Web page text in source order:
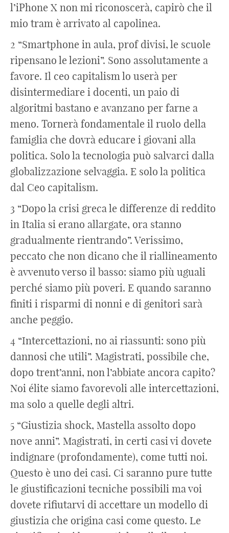
l’iPhone X non mi riconoscerà, capirò che il
mio tram è arrivato al capolinea.
2 “Smartphone in aula, prof divisi, le scuole
ripensano le lezioni”. Sono assolutamente a
favore. Il ceo capitalism lo userà per
disintermediare i docenti, un paio di
algoritmi bastano e avanzano per farne a
meno. Tornerà fondamentale il ruolo della
famiglia che dovrà educare i giovani alla
politica. Solo la tecnologia può salvarci dalla
globalizzazione selvaggia. E solo la politica
dal Ceo capitalism.
3 “Dopo la crisi greca le differenze di reddito
in Italia si erano allargate, ora stanno
gradualmente rientrando”. Verissimo,
peccato che non dicano che il riallineamento
è avvenuto verso il basso: siamo più uguali
perché siamo più poveri. E quando saranno
finiti i risparmi di nonni e di genitori sarà
anche peggio.
4 “Intercettazioni, no ai riassunti: sono più
dannosi che utili”. Magistrati, possibile che,
dopo trent’anni, non l’abbiate ancora capito?
Noi élite siamo favorevoli alle intercettazioni,
ma solo a quelle degli altri.
5 “Giustizia shock, Mastella assolto dopo
nove anni”. Magistrati, in certi casi vi dovete
indignare (profondamente), come tutti noi.
Questo è uno dei casi. Ci saranno pure tutte
le giustificazioni tecniche possibili ma voi
dovete rifiutarvi di accettare un modello di
giustizia che origina casi come questo. Le